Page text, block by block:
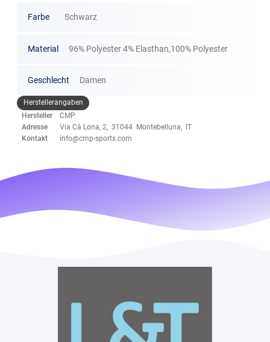
Farbe Schwarz
Material 96% Polyester 4% Elasthan,100% Polyester
Geschlecht Damen
Herstellerangaben
Hersteller
CMP
Adresse
Via Cà Lona, 2, 31044 Montebelluna, IT
Kontakt
info@cmp-sports.com